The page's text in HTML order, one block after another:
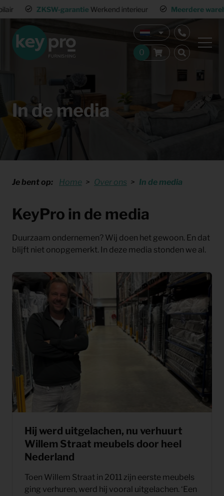
garantieWerkend interieur Meerdere warehouses
In de media
Je bent op: Home Over ons In de media
KeyPro in de media
Duurzaam ondernemen? Wij doen het gewoon. En dat
blijft niet onopgemerkt. In deze media stonden we al.
Hij werd uitgelachen, nu verhuurt
Willem Straat meubels door heel
Nederland
Toen Willem Straat in 2011 zijn eerste meubels
ging verhuren, werd hij vooral uitgelachen. ‘Een